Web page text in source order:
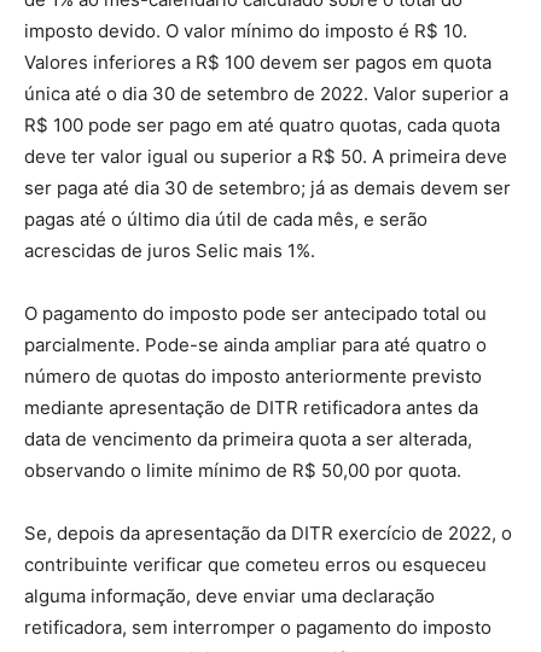
imposto devido. O valor mínimo do imposto é R$ 10.
Valores inferiores a R$ 100 devem ser pagos em quota
única até o dia 30 de setembro de 2022. Valor superior a
R$ 100 pode ser pago em até quatro quotas, cada quota
deve ter valor igual ou superior a R$ 50. A primeira deve
ser paga até dia 30 de setembro; já as demais devem ser
pagas até o último dia útil de cada mês, e serão
acrescidas de juros Selic mais 1%.
O pagamento do imposto pode ser antecipado total ou
parcialmente. Pode-se ainda ampliar para até quatro o
número de quotas do imposto anteriormente previsto
mediante apresentação de DITR retificadora antes da
data de vencimento da primeira quota a ser alterada,
observando o limite mínimo de R$ 50,00 por quota.
Se, depois da apresentação da DITR exercício de 2022, o
contribuinte verificar que cometeu erros ou esqueceu
alguma informação, deve enviar uma declaração
retificadora, sem interromper o pagamento do imposto